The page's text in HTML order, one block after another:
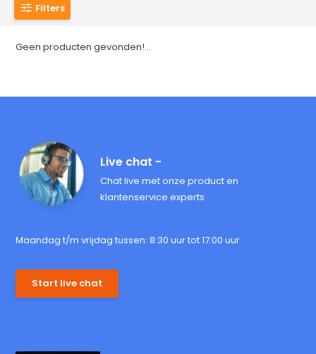
Filters
Geen producten gevonden!...
Live chat -
Chat live met onze product en
klantenservice experts
Maandag t/m vrijdag tussen: 8:30 uur tot 17:00 uur
Start live chat